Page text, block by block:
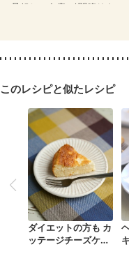
骨粗しょう症
関節リウマチ
このレシピと似たレシピ
ダイエットの方も カ
ッテージチーズケー
キ